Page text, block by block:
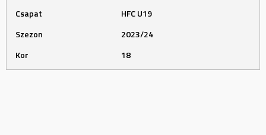
Csapat
HFC U19
Szezon
2023/24
Kor
18